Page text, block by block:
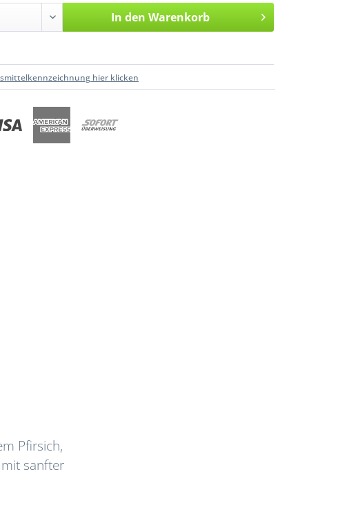
In den Warenkorb
hier klicken
Pfirsich,
sanfter